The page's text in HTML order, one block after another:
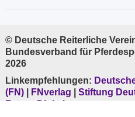
© Deutsche Reiterliche
Bundesverband für
2026
Linkempfehlungen:
(FN)
FNverlag Stiftung
Forum Digital